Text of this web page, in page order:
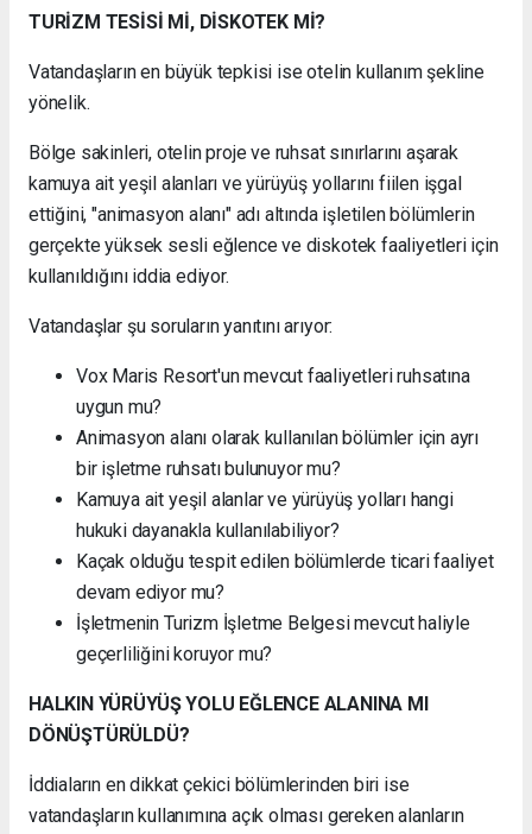
TURİZM TESİSİ Mİ, DİSKOTEK Mİ?
Vatandaşların en büyük tepkisi ise otelin kullanım şekline
yönelik.
Bölge sakinleri, otelin proje ve ruhsat sınırlarını aşarak
kamuya ait yeşil alanları ve yürüyüş yollarını fiilen işgal
ettiğini, "animasyon alanı" adı altında işletilen bölümlerin
gerçekte yüksek sesli eğlence ve diskotek faaliyetleri için
kullanıldığını iddia ediyor.
Vatandaşlar şu soruların yanıtını arıyor:
Vox Maris Resort'un mevcut faaliyetleri ruhsatına
uygun mu?
Animasyon alanı olarak kullanılan bölümler için ayrı
bir işletme ruhsatı bulunuyor mu?
Kamuya ait yeşil alanlar ve yürüyüş yolları hangi
hukuki dayanakla kullanılabiliyor?
Kaçak olduğu tespit edilen bölümlerde ticari faaliyet
devam ediyor mu?
İşletmenin Turizm İşletme Belgesi mevcut haliyle
geçerliliğini koruyor mu?
HALKIN YÜRÜYÜŞ YOLU EĞLENCE ALANINA MI
DÖNÜŞTÜRÜLDÜ?
İddiaların en dikkat çekici bölümlerinden biri ise
vatandaşların kullanımına açık olması gereken alanların